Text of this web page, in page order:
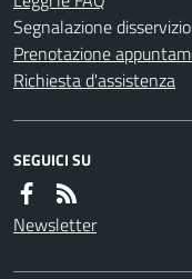
Segnalazione disservizio
Prenotazione
Richiesta d'assistenza
SEGUICI SU
Newsletter